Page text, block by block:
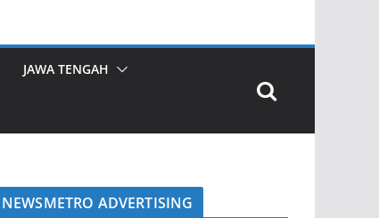
JAWA TENGAH
NEWSMETRO ADVERTISING